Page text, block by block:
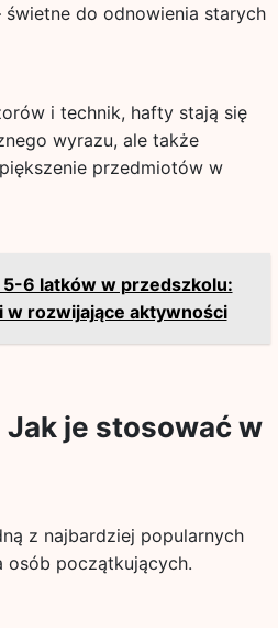
do odnowienia starych
i technik, hafty stają się
wyrazu, ale także
przedmiotów w
5-6 latków w przedszkolu:
w rozwijające aktywności
je stosować w
z najbardziej popularnych
osób początkujących.